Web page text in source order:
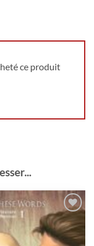
ce produit
Ajouter
à la
wishlist